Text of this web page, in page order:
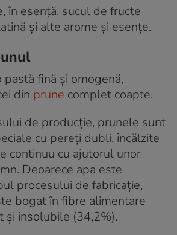
în esență, sucul de fructe
și alte arome și esențe.
fină și omogenă,
din prune complet coapte.
de producție, prunele sunt
cu pereți dubli, încălzite
continuu cu ajutorul unor
Deoarece apa este
procesului de fabricație,
bogat în fibre alimentare
și insolubile (34,2%).